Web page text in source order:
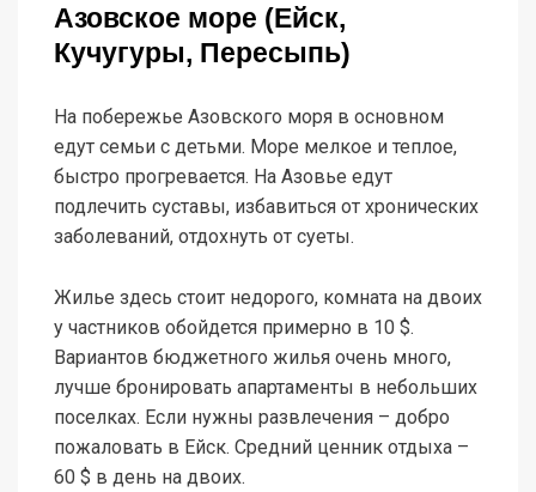
Азовское море (Ейск,
Кучугуры, Пересыпь)
На побережье Азовского моря в основном
едут семьи с детьми. Море мелкое и теплое,
быстро прогревается. На Азовье едут
подлечить суставы, избавиться от хронических
заболеваний, отдохнуть от суеты.
Жилье здесь стоит недорого, комната на двоих
у частников обойдется примерно в 10 $.
Вариантов бюджетного жилья очень много,
лучше бронировать апартаменты в небольших
поселках. Если нужны развлечения – добро
пожаловать в Ейск. Средний ценник отдыха –
60 $ в день на двоих.